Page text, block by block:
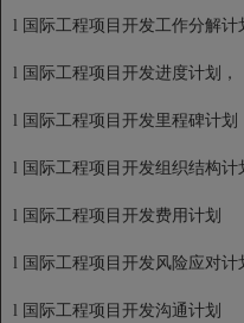
l 国际工程项目开发工作分解计
l 国际工程项目开发进度计划，
l 国际工程项目开发里程碑计划
l 国际工程项目开发组织结构计
l 国际工程项目开发费用计划
l 国际工程项目开发风险应对计
l 国际工程项目开发沟通计划